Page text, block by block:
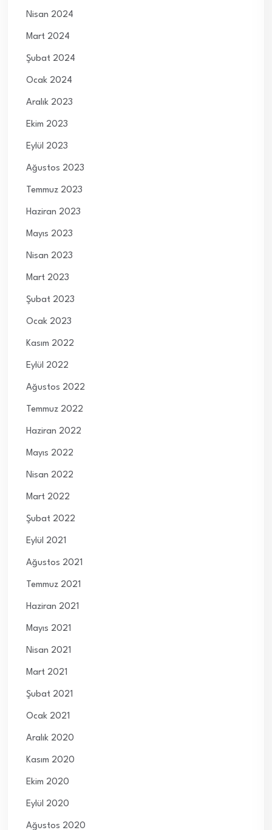
Nisan 2024
Mart 2024
Şubat 2024
Ocak 2024
Aralık 2023
Ekim 2023
Eylül 2023
Ağustos 2023
Temmuz 2023
Haziran 2023
Mayıs 2023
Nisan 2023
Mart 2023
Şubat 2023
Ocak 2023
Kasım 2022
Eylül 2022
Ağustos 2022
Temmuz 2022
Haziran 2022
Mayıs 2022
Nisan 2022
Mart 2022
Şubat 2022
Eylül 2021
Ağustos 2021
Temmuz 2021
Haziran 2021
Mayıs 2021
Nisan 2021
Mart 2021
Şubat 2021
Ocak 2021
Aralık 2020
Kasım 2020
Ekim 2020
Eylül 2020
Ağustos 2020